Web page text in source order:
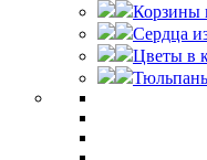
Корзины
Сердца
Цветы в